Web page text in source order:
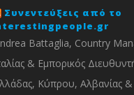
Συνεντεύξεις από το
Battaglia, Country
& Εμπορικός
Κύπρου, Αλβανίας &